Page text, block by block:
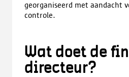
georganiseerd met aandacht
controle.
Wat doet de
directeur?